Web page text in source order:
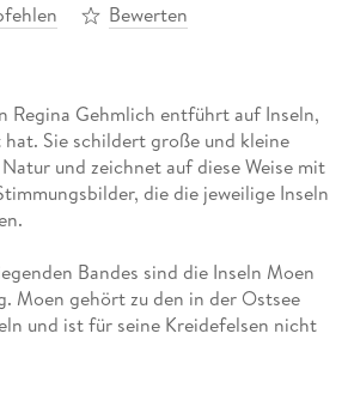
Bewerten
Regina Gehmlich entführt auf Inseln,
Sie schildert große und kleine
und zeichnet auf diese Weise mit
die die jeweilige Inseln
Bandes sind die Inseln Moen
Moen gehört zu den in der Ostsee
und ist für seine Kreidefelsen nicht